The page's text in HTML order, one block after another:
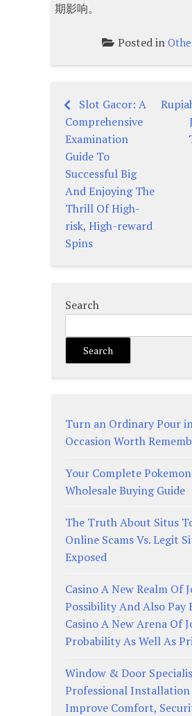
期影响。
Posted in
Post
navigation
Slot Gacor: A
Comprehensive
Examination
Guide To
Successful Big
And Enjoying The
Thrill Of High-
risk, High-reward
Spins
Search
Search
Turn an Ordinary Pour
Occasion Worth
Your Complete
Wholesale Buying Guide
The Truth About Situs
Online Scams Vs. Legit
Exposed
Casino A New Realm Of
Possibility And Also Pay
Casino A New Arena Of
Probability As Well As
Window & Door
Professional Installation
Improve Comfort,